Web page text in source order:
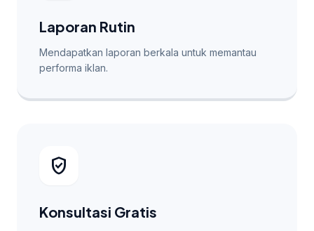
Laporan Rutin
Mendapatkan laporan berkala untuk memantau
performa iklan.
verified_user
Konsultasi Gratis